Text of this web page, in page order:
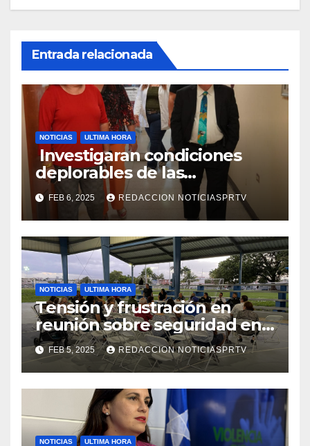
Entrada relacionada
NOTICIAS ULTIMA HORA
Investigaran condiciones
deplorables de las
facilidades el Departamento
de la Salud en Mayagüez
FEB 6, 2025 REDACCION NOTICIASPRTV
NOTICIAS ULTIMA HORA
Tensión y frustración en
reunión sobre seguridad en
Reparto Metropolitano
FEB 5, 2025 REDACCION NOTICIASPRTV
NOTICIAS ULTIMA HORA